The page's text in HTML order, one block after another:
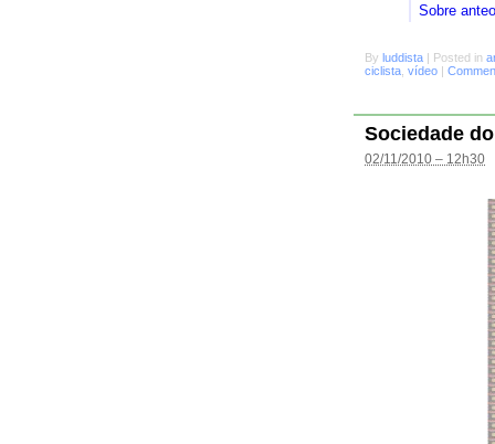
Sobre
By luddista Posted in
ciclista vídeo
Sociedade
02/11/2010 – 12h30